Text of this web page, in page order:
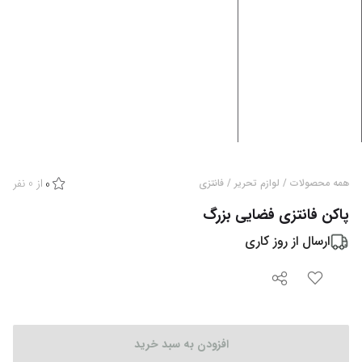
همه محصولات / لوازم تحریر / فانتزی 0 از 0 نفر
پاکن فانتزی فضایی بزرگ
ارسال از روز کاری
افزودن به سبد خرید